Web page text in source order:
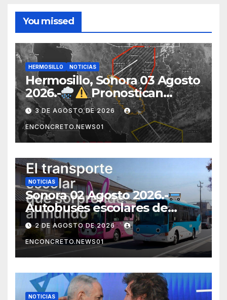
You missed
HERMOSILLO NOTICIAS
Hermosillo, Sonora 03 Agosto
2026.-
Pronostican
lluvias para Hermosillo esta
noche; norte de Sonora
registra mayor potencial de
tormentas
3 DE AGOSTO DE 2026
ENCONCRETO.NEWS01
NOTICIAS
Sonora 02 Agosto 2026.-
Autobuses escolares de
Japón sorprenden al mundo
por su seguridad y disciplina
2 DE AGOSTO DE 2026
ENCONCRETO.NEWS01
NOTICIAS